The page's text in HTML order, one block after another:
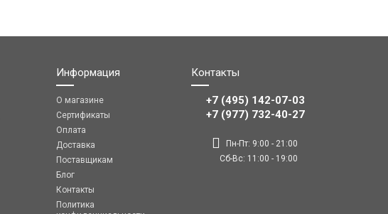
Информация
О магазине
Сертификаты
Оплата
Доставка
Поставщикам
Блог
Контакты
Политика
Контакты
+7 (495) 142-07-03
‎‎+7 (977) 732-40-27
Пн-Пт: 9:00 - 21:00
Сб-Вс: 11:00 - 19:00